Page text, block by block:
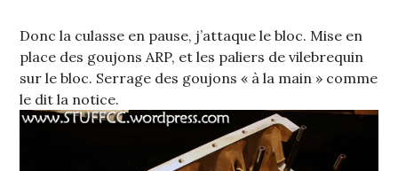
Donc la culasse en pause, j’attaque le bloc. Mise en
place des goujons ARP, et les paliers de vilebrequin
sur le bloc. Serrage des goujons « à la main » comme
le dit la notice.